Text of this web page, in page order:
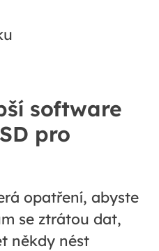
software
pro
opatření, abyste
se ztrátou dat,
někdy nést